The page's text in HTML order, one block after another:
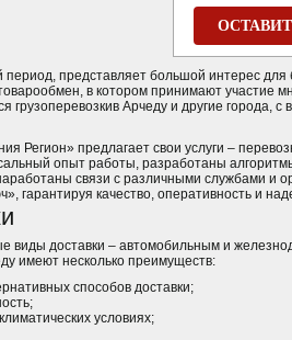
период, представляет большой интерес
в котором принимают участие
грузоперевозкив Арчеду и другие города, с
Регион» предлагает свои услуги –
опыт работы, разработаны
связи с различными службами и
гарантируя качество, оперативность и
виды доставки – автомобильным и
имеют несколько преимуществ:
способов доставки;
условиях;